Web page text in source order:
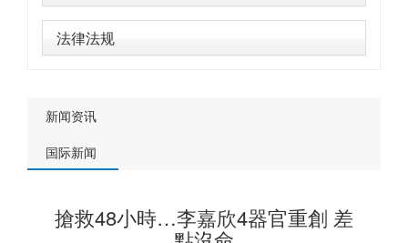
法律法规
新闻资讯
国际新闻
搶救48小時…李嘉欣4器官重創 差